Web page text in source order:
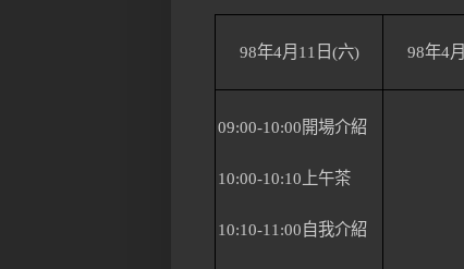
98年4月 11 日(六) 98年4月
09:00-10:00開場介紹
10:00-10:10 上午茶
10:10-11:00自我介紹